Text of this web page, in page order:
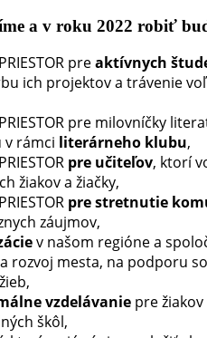
a v roku 2022 robiť
preaktívnych
ich projektov a trávenie
pre milovníčky
v rámci literárneho klubu,
pre učiteľov, ktorí
žiakov a žiačky,
pre stretnutie
záujmov,
v našom regióne a
rozvoj mesta, na podporu
vzdelávanie pre žiakov
škôl,